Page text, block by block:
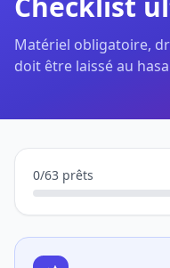
Matériel obligatoire,
doit être laissé au
0/63 prêts